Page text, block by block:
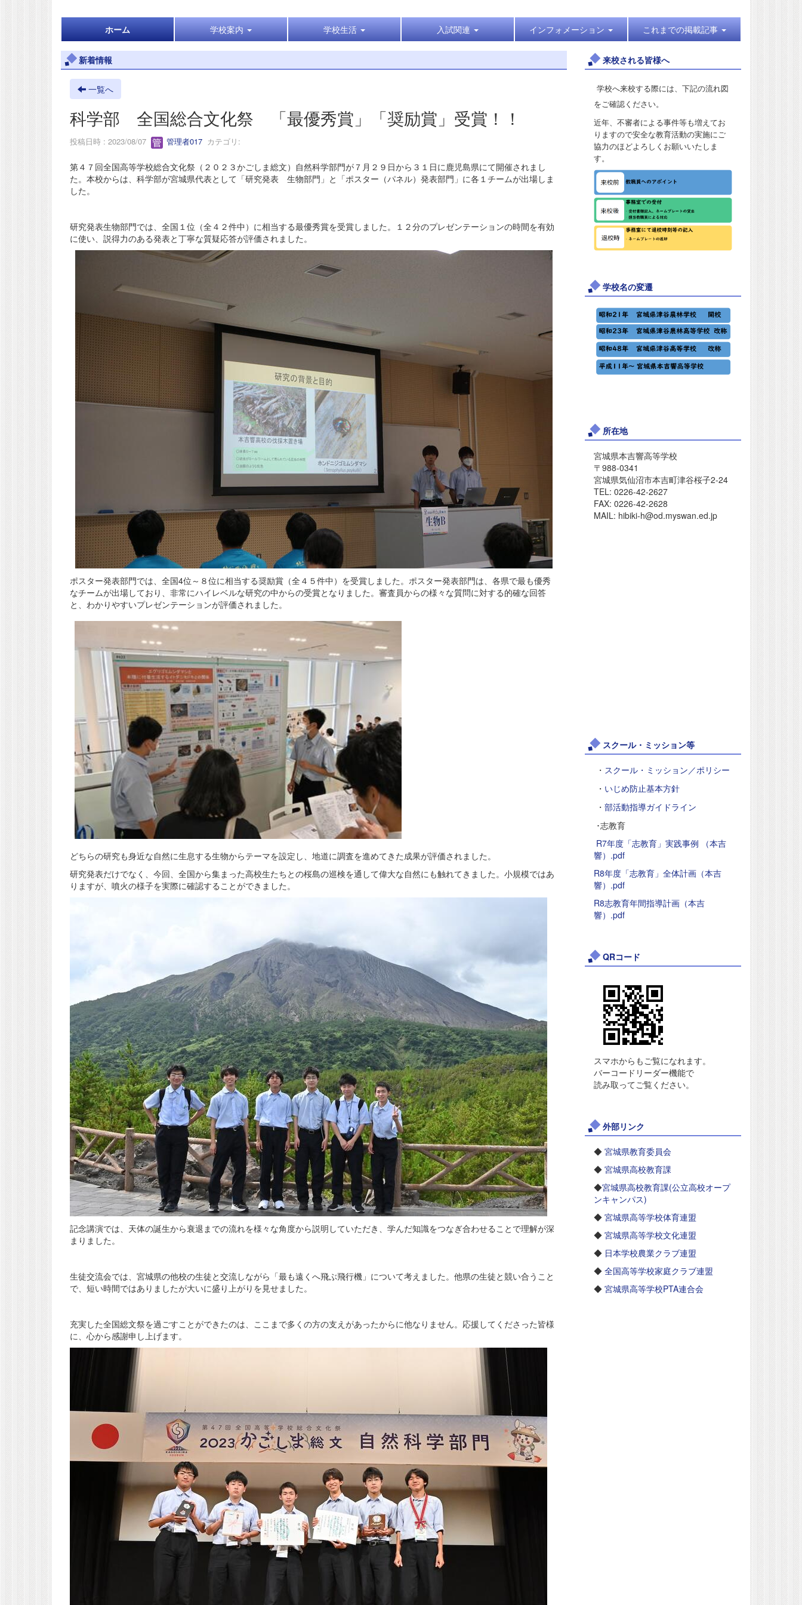
ホーム 学校案内 学校生活 入試関連 インフォメーション これまでの掲載記事
新着情報
一覧へ
科学部 全国総合文化祭 「最優秀賞」「奨励賞」受賞！！
投稿日時 : 2023/08/07 管理者017 カテゴリ:
第４７回全国高等学校総合文化祭（２０２３かごしま総文）自然科学部門が７月２９日から３１日に鹿児島県にて開催されまし
た。本校からは、科学部が宮城県代表として「研究発表 生物部門」と「ポスター（パネル）発表部門」に各１チームが出場しま
した。
研究発表生物部門では、全国１位（全４２件中）に相当する最優秀賞を受賞しました。１２分のプレゼンテーションの時間を有効
に使い、説得力のある発表と丁寧な質疑応答が評価されました。
ポスター発表部門では、全国4位～８位に相当する奨励賞（全４５件中）を受賞しました。ポスター発表部門は、各県で最も優秀
なチームが出場しており、非常にハイレベルな研究の中からの受賞となりました。審査員からの様々な質問に対する的確な回答
と、わかりやすいプレゼンテーションが評価されました。
どちらの研究も身近な自然に生息する生物からテーマを設定し、地道に調査を進めてきた成果が評価されました。
研究発表だけでなく、今回、全国から集まった高校生たちとの桜島の巡検を通して偉大な自然にも触れてきました。小規模ではあ
りますが、噴火の様子を実際に確認することができました。
記念講演では、天体の誕生から衰退までの流れを様々な角度から説明していただき、学んだ知識をつなぎ合わせることで理解が深
まりました。
生徒交流会では、宮城県の他校の生徒と交流しながら「最も遠くへ飛ぶ飛行機」について考えました。他県の生徒と競い合うこと
で、短い時間ではありましたが大いに盛り上がりを見せました。
充実した全国総文祭を過ごすことができたのは、ここまで多くの方の支えがあったからに他なりません。応援してくださった皆様
に、心から感謝申し上げます。
来校される皆様へ
学校へ来校する際には、下記の流れ図
をご確認ください。
近年、不審者による事件等も増えてお
りますので安全な教育活動の実施にご
協力のほどよろしくお願いいたしま
す。
学校名の変遷
所在地
宮城県本吉響高等学校
〒988-0341
宮城県気仙沼市本吉町津谷桜子2-24
TEL: 0226-42-2627
FAX: 0226-42-2628
MAIL: hibiki-h@od.myswan.ed.jp
スクール・ミッション等
・ スクール・ミッション／ポリシー
・ いじめ防止基本方針
・ 部活動指導ガイドライン
･志教育
R7年度「志教育」実践事例 （本吉
響）.pdf
R8年度「志教育」全体計画（本吉
響）.pdf
R8志教育年間指導計画（本吉
響）.pdf
QRコード
スマホからもご覧になれます。
バーコードリーダー機能で
読み取ってご覧ください。
外部リンク
◆ 宮城県教育委員会
◆ 宮城県高校教育課
◆宮城県高校教育課(公立高校オープ
ンキャンパス)
◆ 宮城県高等学校体育連盟
◆ 宮城県高等学校文化連盟
◆ 日本学校農業クラブ連盟
◆ 全国高等学校家庭クラブ連盟
◆ 宮城県高等学校PTA連合会